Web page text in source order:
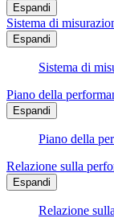
Espandi
Sistema di
Espandi
Sistema di
Piano della
Espandi
Piano della
Relazione sulla
Espandi
Relazione